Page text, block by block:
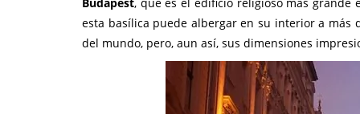
esta basílica puede albergar en su interior a más
del mundo, pero, aun así, sus dimensiones